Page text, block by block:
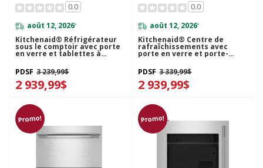
0.0
août 12, 2026*
Kitchenaid® Réfrigérateur
sous le comptoir avec porte
en verre et tablettes à
KURL524SPS
PDSF 3 239,99$
2 939,99$
0.0
août 12, 2026*
Kitchenaid® Centre de
rafraîchissements avec
porte en verre et porte-
bouteilles à devant en bois -
24 po KUBR524SPS
PDSF 3 339,99$
2 939,99$
Promo! Promo!